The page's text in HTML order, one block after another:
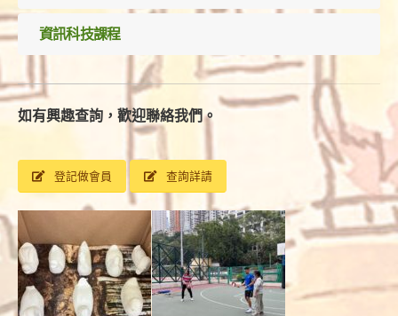
資訊科技課程
如有興趣查詢，歡迎聯絡我們。
登記做會員 查詢詳請